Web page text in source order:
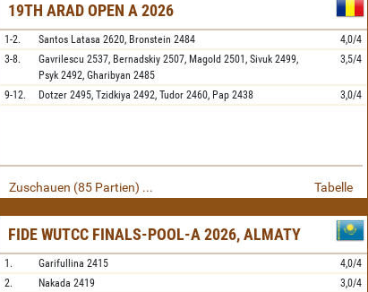
19TH ARAD OPEN A 2026
1-2. Santos Latasa 2620, Bronstein 2484
4,0/4
3-8.
Gavrilescu 2537, Bernadskiy 2507, Magold 2501, Sivuk 2499,
Psyk 2492, Gharibyan 2485
3,5/4
9-12. Dotzer 2495, Tzidkiya 2492, Tudor 2460, Pap 2438 3,0/4
Zuschauen (85 Partien) ... Tabelle
FIDE WUTCC FINALS-POOL-A 2026, ALMATY
1. Garifullina 2415
4,0/4
2.
Nakada 2419
3,0/4